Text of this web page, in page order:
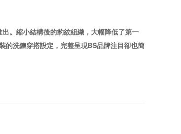
。縮小結構後的豹紋組織，大幅降低了第一
的洗鍊穿搭設定，完整呈現BS品牌注目卻也簡